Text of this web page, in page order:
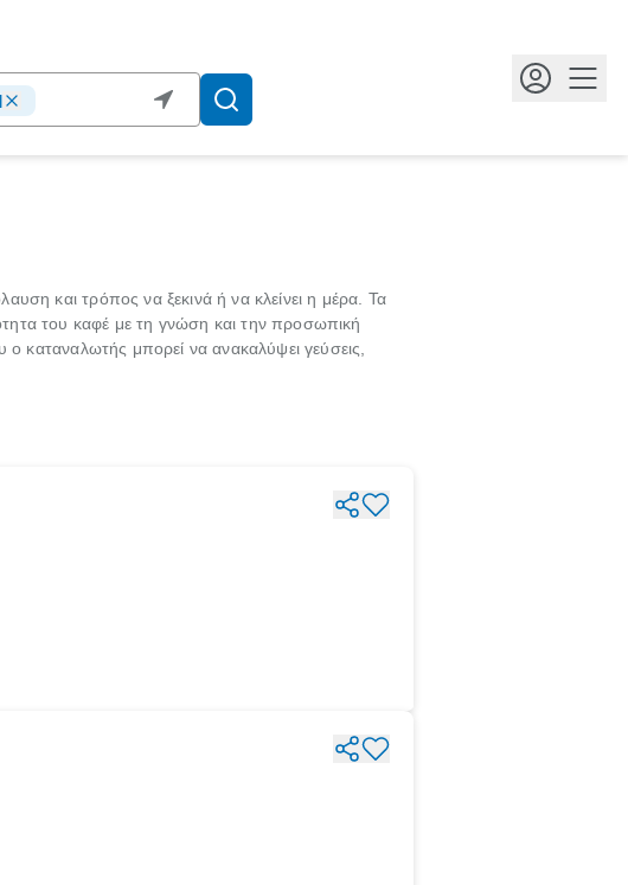
και τρόπος να ξεκινά ή να κλείνει η μέρα. Τα
του καφέ με τη γνώση και την προσωπική
καταναλωτής μπορεί να ανακαλύψει γεύσεις,